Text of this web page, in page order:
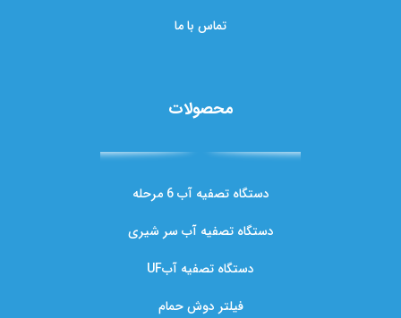
تماس با ما
محصولات
دستگاه تصفیه آب 6 مرحله
دستگاه تصفیه آب سر شیری
دستگاه تصفیه آبUF
فیلتر دوش حمام